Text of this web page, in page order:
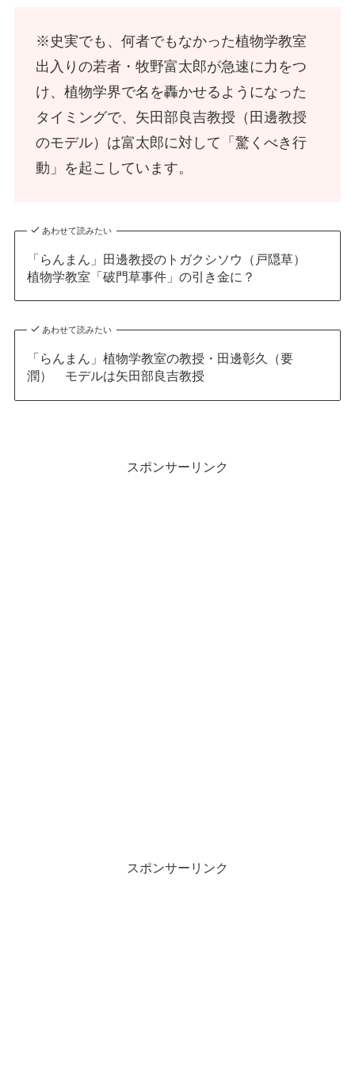
※史実でも、何者でもなかった植物学教室
出入りの若者・牧野富太郎が急速に力をつ
け、植物学界で名を轟かせるようになった
タイミングで、矢田部良吉教授（田邊教授
のモデル）は富太郎に対して「驚くべき行
動」を起こしています。
あわせて読みたい
「らんまん」田邊教授のトガクシソウ（戸隠草）
植物学教室「破門草事件」の引き金に？
あわせて読みたい
「らんまん」植物学教室の教授・田邊彰久（要
潤） モデルは矢田部良吉教授
スポンサーリンク
スポンサーリンク